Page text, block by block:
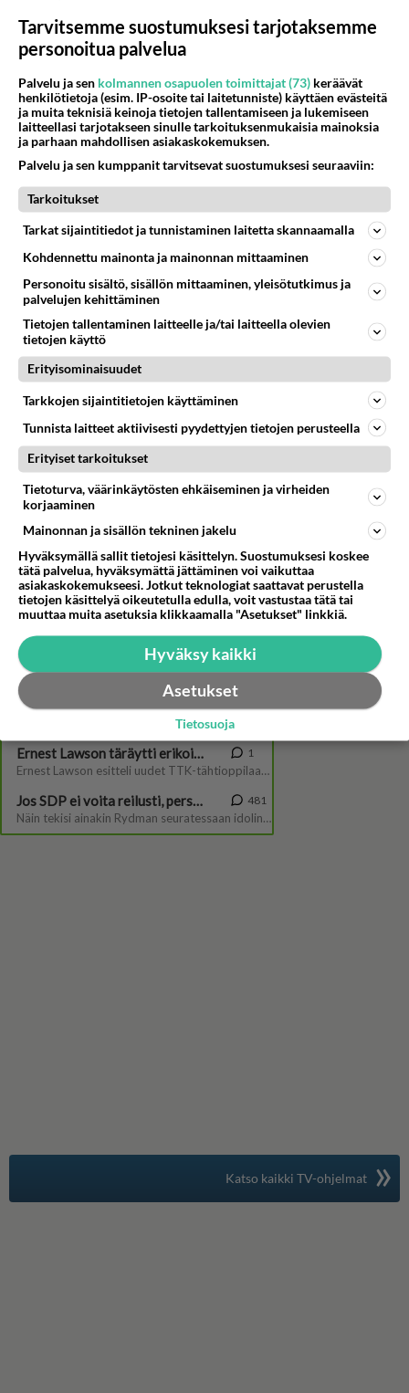
Muistatko kuumat Bros-
kaksoset 80-luvulta? Takana
PARAS LEFFA IKINÄ
Katso video: Paras leffa ikinä:
Anna Brotkin
Katso kaikki TV-ohjelmat »
Tarvitsemme suostumuksesi tarjotaksemme
personoitua palvelua
Palvelu ja sen kolmannen osapuolen toimittajat (73) keräävät
henkilötietoja (esim. IP-osoite tai laitetunniste) käyttäen evästeitä
ja muita teknisiä keinoja tietojen tallentamiseen ja lukemiseen
laitteellasi tarjotakseen sinulle tarkoituksenmukaisia mainoksia
ja parhaan mahdollisen asiakaskokemuksen.
Palvelu ja sen kumppanit tarvitsevat suostumuksesi seuraaviin:
Tarkoitukset
Tarkat sijaintitiedot ja tunnistaminen laitetta skannaamalla
Kohdennettu mainonta ja mainonnan mittaaminen
Personoitu sisältö, sisällön mittaaminen, yleisötutkimus ja
palvelujen kehittäminen
Tietojen tallentaminen laitteelle ja/tai laitteella olevien
tietojen käyttö
Erityisominaisuudet
Tarkkojen sijaintitietojen käyttäminen
Tunnista laitteet aktiivisesti pyydettyjen tietojen perusteella
Erityiset tarkoitukset
Tietoturva, väärinkäytösten ehkäiseminen ja virheiden
korjaaminen
Mainonnan ja sisällön tekninen jakelu
Hyväksymällä sallit tietojesi käsittelyn. Suostumuksesi koskee
tätä palvelua, hyväksymättä jättäminen voi vaikuttaa
asiakaskokemukseesi. Jotkut teknologiat saattavat perustella
tietojen käsittelyä oikeutetulla edulla, voit vastustaa tätä tai
muuttaa muita asetuksia klikkaamalla "Asetukset" linkkiä.
Hyväksy kaikki
Asetukset
Tietosuoja